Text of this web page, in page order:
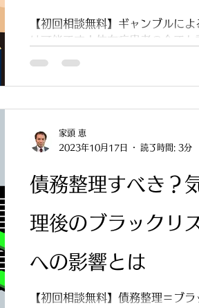
【初回相談無料】ギャンブルに
は可能です！依存症患者の会で
債務整理すべき？
理後のブラックリ
への影響とは
【初回相談無料】債務整理＝ブ
家頭 恵
2023年10月17日
読了時間: 3分